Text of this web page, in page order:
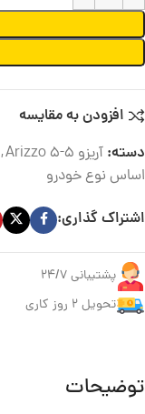
افزودن به مقایسه
دسته: آریزو 5-Arizzo 5 ,
اساس نوع خودرو
اشتراک گذاری:
پشتیبانی 24/7
تحویل ۲ روز کاری
توضیحات